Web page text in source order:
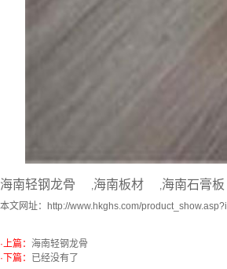
海南轻钢龙骨 ,海南板材 ,海南石膏板
本文网址： http://www.hkghs.com/
·上篇： 海南轻钢龙骨
·下篇： 已经没有了